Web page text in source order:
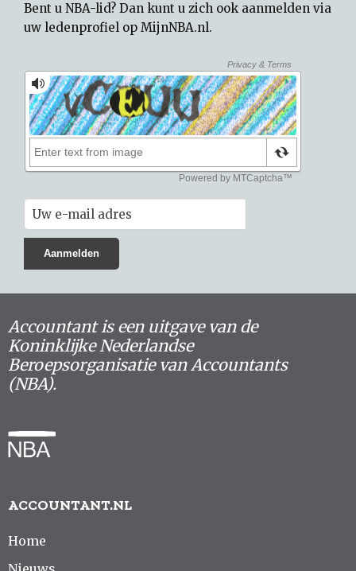
Bent u NBA-lid? Dan kunt u zich ook aanmelden via
uw ledenprofiel op MijnNBA.nl.
Accountant is een uitgave van de
Koninklijke Nederlandse
Beroepsorganisatie van Accountants
(NBA).
ACCOUNTANT.NL
Home